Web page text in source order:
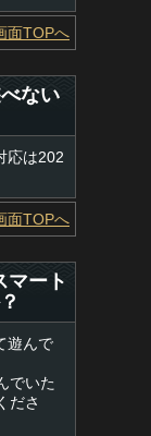
面TOPへ
ない
応は202
面TOPへ
マート
遊んで
でいた
ださ